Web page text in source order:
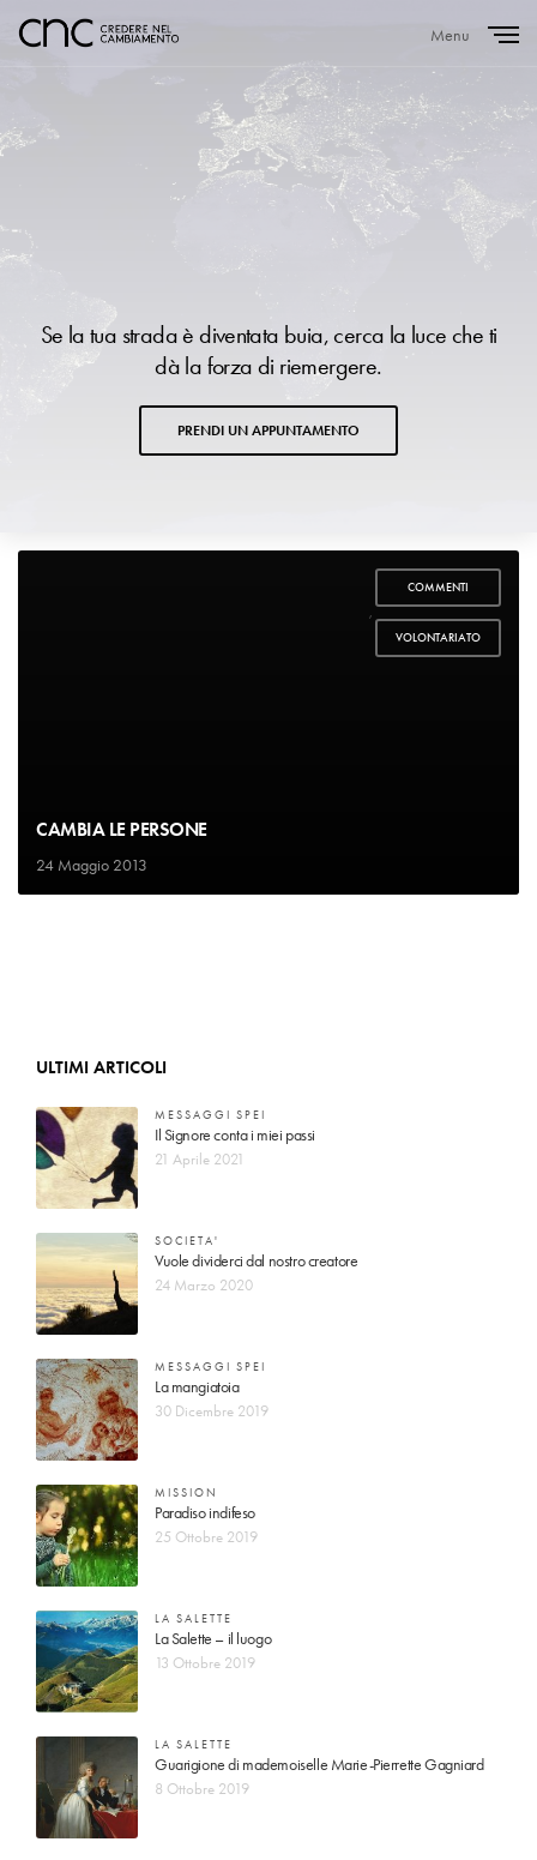
Menu
Se la tua strada è diventata buia, cerca la luce che ti
dà la forza di riemergere.
PRENDI UN APPUNTAMENTO
COMMENTI
,
VOLONTARIATO
CAMBIA LE PERSONE
24 Maggio 2013
ULTIMI ARTICOLI
MESSAGGI SPEI
Il Signore conta i miei passi
21 Aprile 2021
SOCIETA'
Vuole dividerci dal nostro creatore
24 Marzo 2020
MESSAGGI SPEI
La mangiatoia
30 Dicembre 2019
MISSION
Paradiso indifeso
25 Ottobre 2019
LA SALETTE
La Salette – il luogo
13 Ottobre 2019
LA SALETTE
Guarigione di mademoiselle Marie-Pierrette Gagniard
8 Ottobre 2019